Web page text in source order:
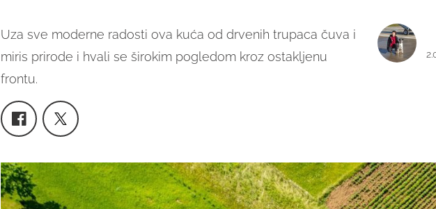
Uza sve moderne radosti ova kuća od drvenih trupaca čuva i
miris prirode i hvali se širokim pogledom kroz ostakljenu
frontu.